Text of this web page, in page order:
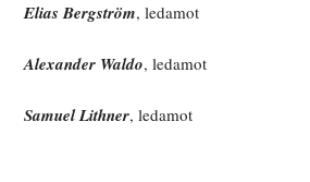
Elias Bergström, ledamot
Alexander Waldo, ledamot
Samuel Lithner, ledamot